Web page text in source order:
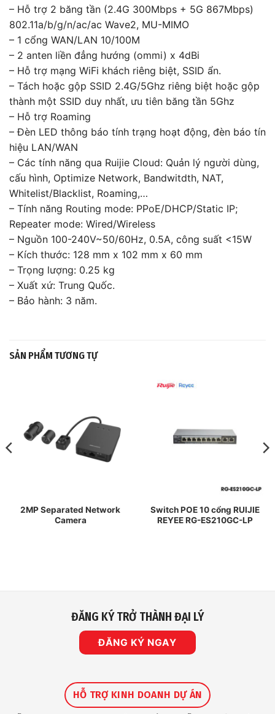
– Hỗ trợ 2 băng tần (2.4G 300Mbps + 5G 867Mbps)
802.11a/b/g/n/ac/ac Wave2, MU-MIMO
– 1 cổng WAN/LAN 10/100M
– 2 anten liền đẳng hướng (ommi) x 4dBi
– Hỗ trợ mạng WiFi khách riêng biệt, SSID ẩn.
– Tách hoặc gộp SSID 2.4G/5Ghz riêng biệt hoặc gộp
thành một SSID duy nhất, ưu tiên băng tần 5Ghz
– Hỗ trợ Roaming
– Đèn LED thông báo tính trạng hoạt động, đèn báo tín
hiệu LAN/WAN
– Các tính năng qua Ruijie Cloud: Quản lý người dùng,
cấu hình, Optimize Network, Bandwitdth, NAT,
Whitelist/Blacklist, Roaming,…
– Tính năng Routing mode: PPoE/DHCP/Static IP;
Repeater mode: Wired/Wireless
– Nguồn 100-240V~50/60Hz, 0.5A, công suất <15W
– Kích thước: 128 mm x 102 mm x 60 mm
– Trọng lượng: 0.25 kg
– Xuất xứ: Trung Quốc.
– Bảo hành: 3 năm.
SẢN PHẨM TƯƠNG TỰ
2MP Separated Network
Camera
Switch POE 10 cổng RUIJIE
REYEE RG-ES210GC-LP
ĐĂNG KÝ TRỞ THÀNH ĐẠI LÝ
ĐĂNG KÝ NGAY
HỖ TRỢ KINH DOANH DỰ ÁN